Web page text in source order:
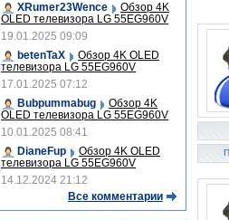
XRumer23Wence
Обзор 4K
OLED телевизора LG 55EG960V
19.01.2025 09:09
betenTaX
Обзор 4K OLED
телевизора LG 55EG960V
17.01.2025 07:12
Bubpummabug
Обзор 4K
OLED телевизора LG 55EG960V
10.01.2025 08:41
DianeFup
Обзор 4K OLED
телевизора LG 55EG960V
14.12.2024 21:12
Все комментарии